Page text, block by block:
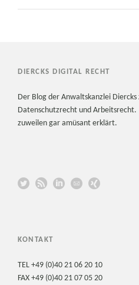
DIERCKS DIGITAL RECHT
Der Blog der Anwaltskanzlei
Datenschutzrecht und
zuweilen gar amüsant erklärt.
KONTAKT
TEL +49 (0)40 21 06 20 10
FAX +49 (0)40 21 07 05 20